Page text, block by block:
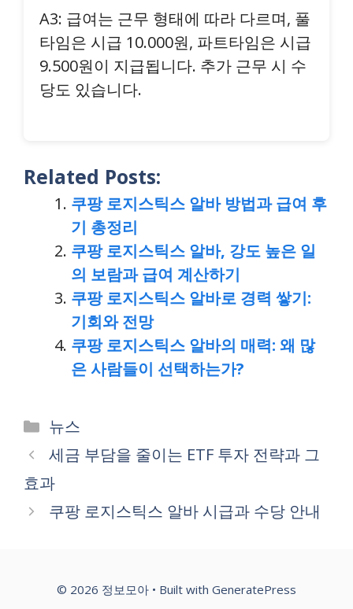
A3: 급여는 근무 형태에 따라 다르며, 풀
타임은 시급 10.000원, 파트타임은 시급
9.500원이 지급됩니다. 추가 근무 시 수
당도 있습니다.
Related Posts:
쿠팡 로지스틱스 알바 방법과 급여 후
기 총정리
쿠팡 로지스틱스 알바, 강도 높은 일
의 보람과 급여 계산하기
쿠팡 로지스틱스 알바로 경력 쌓기:
기회와 전망
쿠팡 로지스틱스 알바의 매력: 왜 많
은 사람들이 선택하는가?
Categories
뉴스
세금 부담을 줄이는 ETF 투자 전략과 그
효과
쿠팡 로지스틱스 알바 시급과 수당 안내
© 2026 정보모아 • Built with GeneratePress